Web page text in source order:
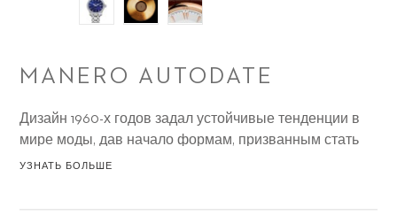
MANERO AUTODATE
Дизайн 1960-х годов задал устойчивые тенденции в
мире моды, дав начало формам, призванным стать
достоянием вечности.
УЗНАТЬ БОЛЬШЕ